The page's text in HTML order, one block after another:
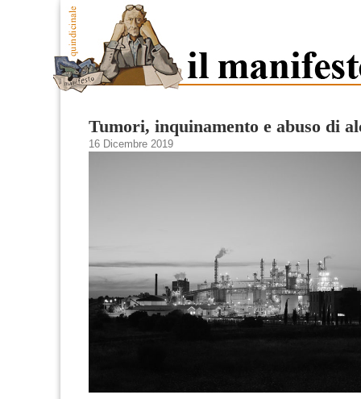
Tumori, inquinamento e abuso di
16 Dicembre 2019